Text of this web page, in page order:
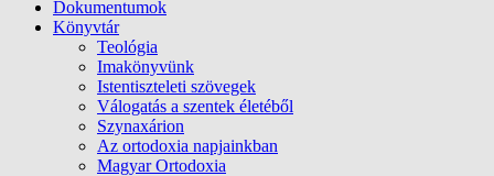
Dokumentumok
Könyvtár
Teológia
Imakönyvünk
Istentiszteleti szövegek
Válogatás a szentek életéből
Szynaxárion
Az ortodoxia napjainkban
Magyar Ortodoxia